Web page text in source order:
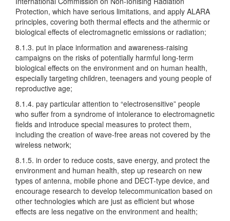
Protection, which have serious limitations, and apply ALARA
principles, covering both thermal effects and the athermic or
biological effects of electromagnetic emissions or radiation;
8.1.3. put in place information and awareness-raising
campaigns on the risks of potentially harmful long-term
biological effects on the environment and on human health,
especially targeting children, teenagers and young people of
reproductive age;
8.1.4. pay particular attention to “electrosensitive” people
who suffer from a syndrome of intolerance to electromagnetic
fields and introduce special measures to protect them,
including the creation of wave-free areas not covered by the
wireless network;
8.1.5. in order to reduce costs, save energy, and protect the
environment and human health, step up research on new
types of antenna, mobile phone and DECT-type device, and
encourage research to develop telecommunication based on
other technologies which are just as efficient but whose
effects are less negative on the environment and health;